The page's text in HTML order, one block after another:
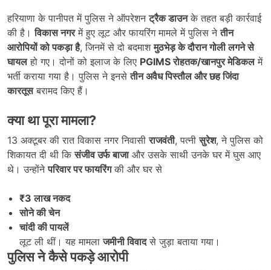
हरियाणा के पानीपत में पुलिस ने ऑपरेशनट्रैक डाउनके तहत बड़ी कार्रवाई
की है।विकास नगरमें हुए लूट और फायरिंग मामले में पुलिस नेतीन
आरोपियों को पकड़ा है, जिनमें से दो बदमाशमुठभेड़ के दौरान गोली लगने से
घायलहो गए। दोनों को इलाज के लिए PGIMSरोहतक/खानपुर मेडिकलमें
भर्ती कराया गया है। पुलिस ने इनसेतीन अवैध पिस्तौल और छह जिंदा
कारतूसबरामद किए हैं।
क्या था पूरा मामला?
13 अक्टूबर की रात विकास नगर निवासीराजवंती, पत्नीसुरेश, ने पुलिस को
शिकायत दी थी किसंजीव उर्फ बाजाऔर उसके साथी उनके घर में घुस आए
थे। उन्होंनेपरिवार पर फायरिंगकी और घर से
₹3लाख नकद
सोने की चेन
चांदी की पायलें
लूट ली थीं। यह मामलाजमीनी विवादसे जुड़ा बताया गया।
पुलिस ने कैसे पकड़े आरोपी